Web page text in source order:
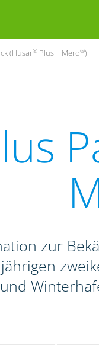
(Husar® Plus + Mero®)
zur